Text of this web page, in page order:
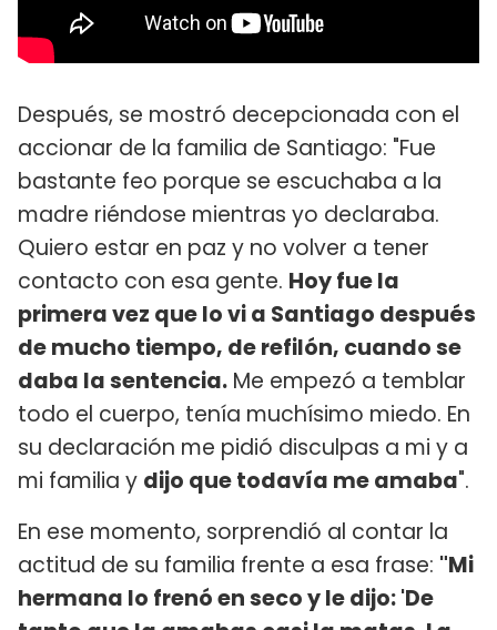
Después, se mostró decepcionada con el
accionar de la familia de Santiago: "Fue
bastante feo porque se escuchaba a la
madre riéndose mientras yo declaraba.
Quiero estar en paz y no volver a tener
contacto con esa gente. Hoy fue la
primera vez que lo vi a Santiago después
de mucho tiempo, de refilón, cuando se
daba la sentencia. Me empezó a temblar
todo el cuerpo, tenía muchísimo miedo. En
su declaración me pidió disculpas a mi y a
mi familia y dijo que todavía me amaba".
En ese momento, sorprendió al contar la
actitud de su familia frente a esa frase: "Mi
hermana lo frenó en seco y le dijo: 'De